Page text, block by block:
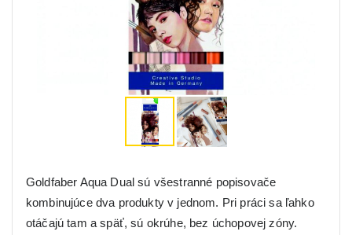
Goldfaber Aqua Dual sú všestranné popisovače
kombinujúce dva produkty v jednom. Pri práci sa ľahko
otáčajú tam a späť, sú okrúhe, bez úchopovej zóny.